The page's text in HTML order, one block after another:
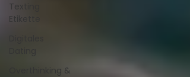
Texting
Etikette
Overthinking &